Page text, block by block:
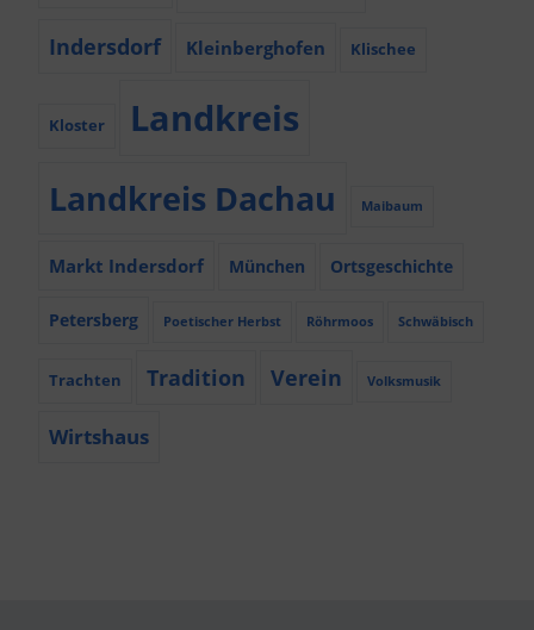
Indersdorf Kleinberghofen Klischee
Kloster Landkreis
Landkreis Dachau Maibaum
Markt Indersdorf München Ortsgeschichte
Petersberg Poetischer Herbst Röhrmoos Schwäbisch
Trachten Tradition Verein Volksmusik
Wirtshaus